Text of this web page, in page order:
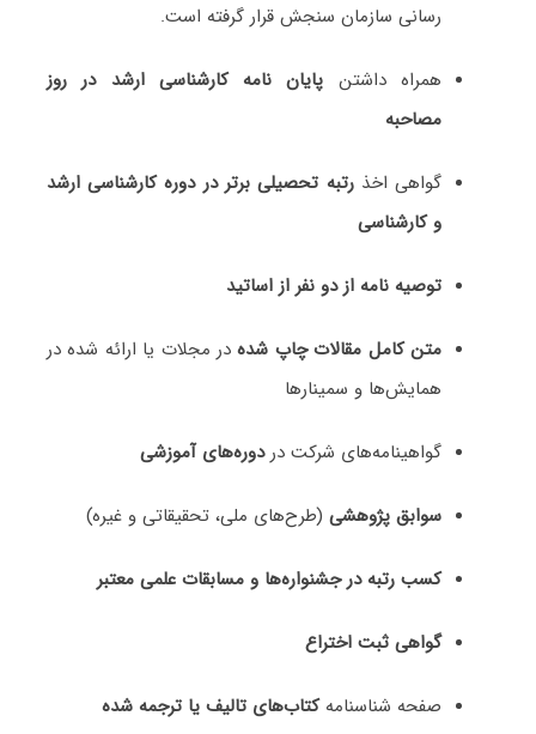
رسانی سازمان سنجش قرار گرفته است.
همراه داشتن پایان نامه کارشناسی ارشد در روز
مصاحبه
گواهی اخذرتبه تحصیلی برتر در دوره کارشناسی ارشد
و کارشناسی
توصیه نامه از دو نفر از اساتید
متن کامل مقالات چاپ شدهدر مجلات یا ارائه شده در
همایش‌ها و سمینارها
گواهینامه‌های شرکت دردوره‌های آموزشی
سوابق پژوهشی(طرح‌های ملی، تحقیقاتی و غیره)
کسب رتبه در جشنواره‌ها و مسابقات علمی معتبر
گواهی ثبت اختراع
صفحه شناسنامهکتاب‌های تالیف یا ترجمه شده